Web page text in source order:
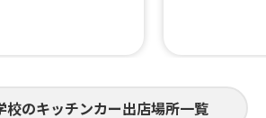
校のキッチンカー出店場所一覧